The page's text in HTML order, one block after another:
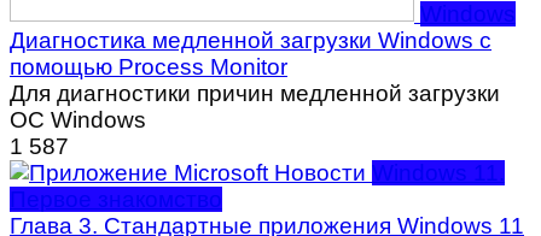
Windows
Диагностика медленной загрузки Windows с
помощью Process Monitor
Для диагностики причин медленной загрузки
ОС Windows
1 587
Windows 11.
Первое знакомство
Глава 3. Стандартные приложения Windows 11